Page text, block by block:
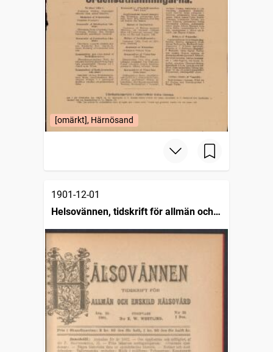
[omärkt], Härnösand
1901-12-01
Helsovännen, tidskrift för allmän och